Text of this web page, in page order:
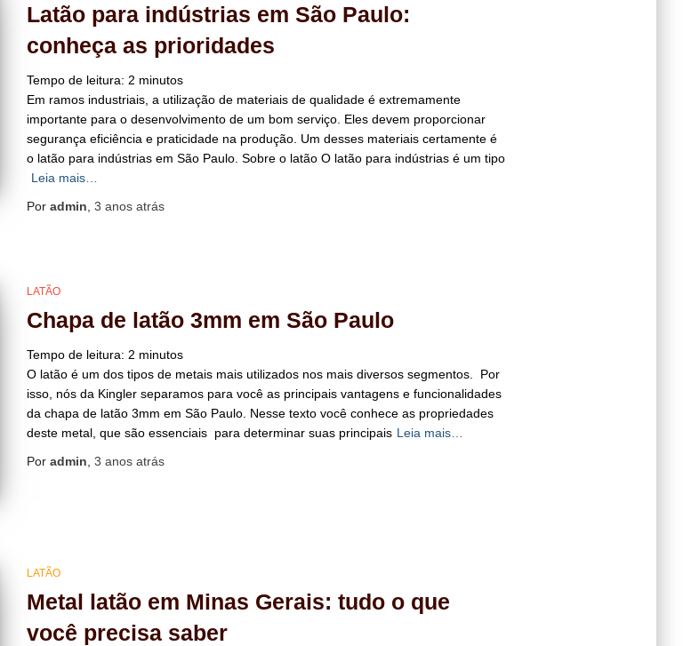
Latão para indústrias em São Paulo:
conheça as prioridades
Tempo de leitura: 2 minutos
Em ramos industriais, a utilização de materiais de qualidade é extremamente
importante para o desenvolvimento de um bom serviço. Eles devem proporcionar
segurança eficiência e praticidade na produção. Um desses materiais certamente é
o latão para indústrias em São Paulo. Sobre o latão O latão para indústrias é um tipo
Leia mais…
Por admin 3 anosatrás
LATÃO
Chapa de latão 3mm em São Paulo
Tempo de leitura: 2 minutos
O latão é um dos tipos de metais mais utilizados nos mais diversos segmentos. Por
isso, nós da Kingler separamos para você as principais vantagens e funcionalidades
da chapa de latão 3mm em São Paulo. Nesse texto você conhece as propriedades
deste metal, que são essenciais para determinar suas principais Leia mais…
Por admin 3 anosatrás
LATÃO
Metal latão em Minas Gerais: tudo o que
você precisa saber